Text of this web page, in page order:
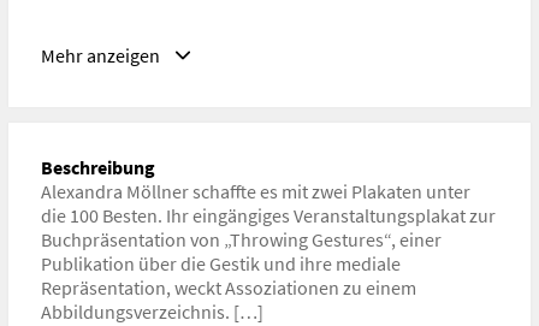
Grafikdesign, Typographie, Kulturwissenschaft
Mehr anzeigen
Beschreibung
Alexandra Möllner schaffte es mit zwei Plakaten unter
die 100 Besten. Ihr eingängiges Veranstaltungsplakat zur
Buchpräsentation von „Throwing Gestures“, einer
Publikation über die Gestik und ihre mediale
Repräsentation, weckt Assoziationen zu einem
Abbildungsverzeichnis. […]